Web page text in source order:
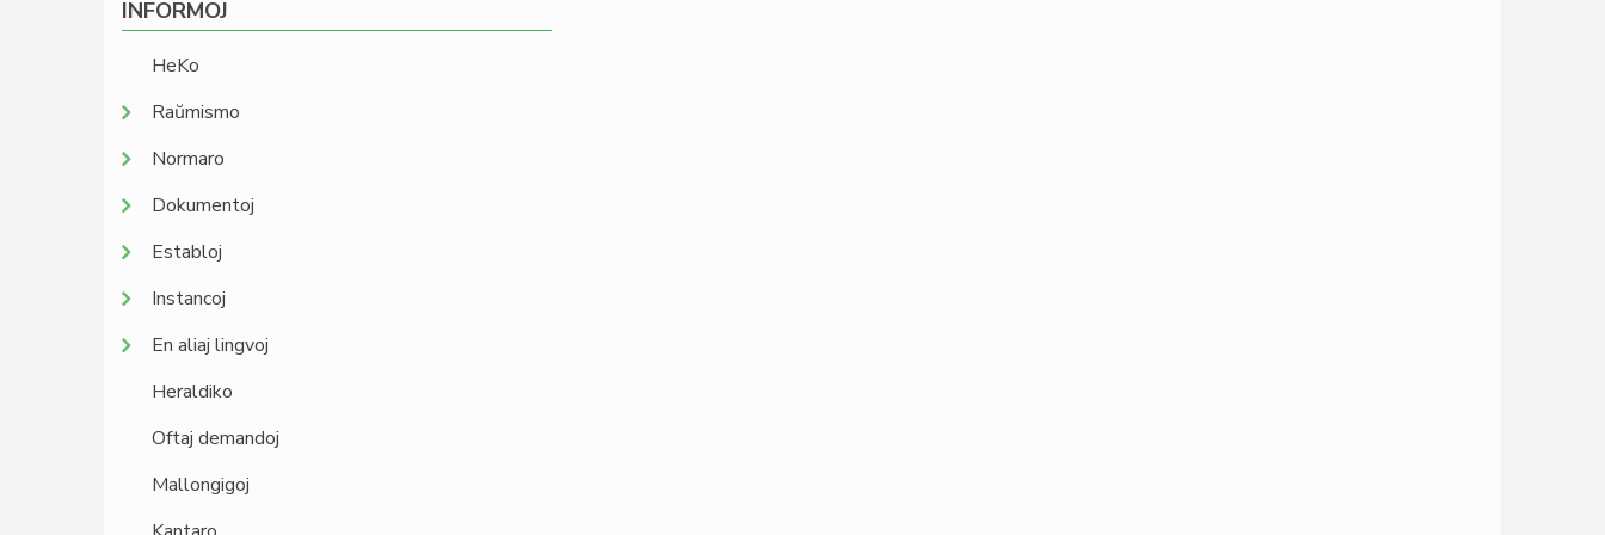
INFORMOJ
HeKo
Raŭmismo
Normaro
Dokumentoj
Establoj
Instancoj
En aliaj lingvoj
Heraldiko
Oftaj demandoj
Mallongigoj